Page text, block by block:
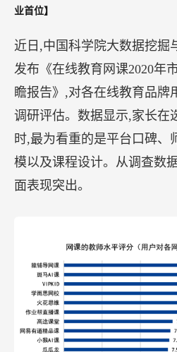
业首位】
近日,中国科学院大数据挖掘
发布《在线教育网课2020年
瞻报告》,对各在线教育品牌
调研评估。数据显示,家长在
时,最为看重的是平台口碑、
模以及课程设计。从调查数
面表现突出。